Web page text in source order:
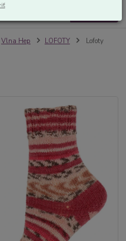
Vlna Hep LOFOTY
Lofoty